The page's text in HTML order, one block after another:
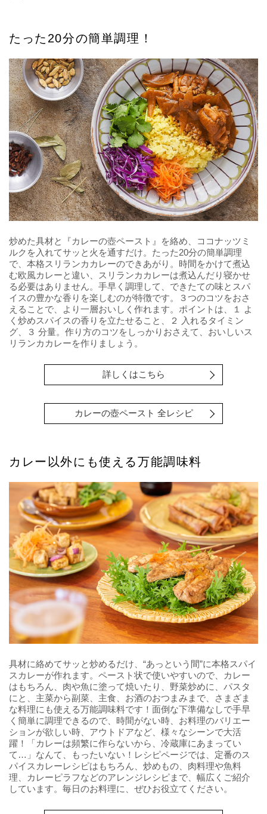
たった20分の簡単調理！
炒めた具材と『カレーの壺ペースト』を絡め、ココナッツミ
ルクを入れてサッと火を通すだけ。たった20分の簡単調理
で、本格スリランカカレーのできあがり。時間をかけて煮込
む欧風カレーと違い、スリランカカレーは煮込んだり寝かせ
る必要はありません。手早く調理して、できたての味とスパ
イスの豊かな香りを楽しむのが特徴です。３つのコツをおさ
えることで、より一層おいしく作れます。ポイントは、１ よ
く炒めスパイスの香りを立たせること、２ 入れるタイミン
グ、３ 分量。作り方のコツをしっかりおさえて、おいしいス
リランカカレーを作りましょう。
詳しくはこちら
カレーの壺ペースト 全レシピ
カレー以外にも使える万能調味料
具材に絡めてサッと炒めるだけ、“あっという間”に本格スパイ
スカレーが作れます。ペースト状で使いやすいので、カレー
はもちろん、肉や魚に塗って焼いたり、野菜炒めに、パスタ
にと、主菜から副菜、主食、お酒のおつまみまで、さまざま
な料理にも使える万能調味料です！面倒な下準備なしで手早
く簡単に調理できるので、時間がない時、お料理のバリエー
ションが欲しい時、アウトドアなど、様々なシーンで大活
躍！「カレーは頻繁に作らないから、冷蔵庫にあまってい
て…」なんて、もったいない！レシピページでは、定番のス
パイスカレーレシピはもちろん、炒めもの、肉料理や魚料
理、カレーピラフなどのアレンジレシピまで、幅広くご紹介
しています。毎日のお料理に、ぜひお役立てください。